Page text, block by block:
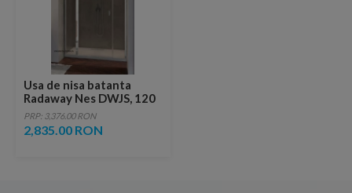
Usa de nisa batanta
Radaway Nes DWJS, 120
cm
PRP: 3,376.00 RON
2,835.00 RON